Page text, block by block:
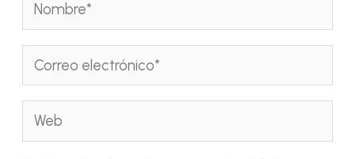
Correo
electrónico*
Web